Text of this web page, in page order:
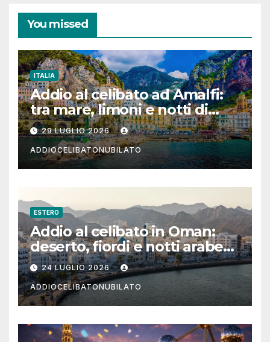
You missed
ITALIA
Addio al celibato ad Amalfi:
tra mare, limoni e notti di
festa in Costiera Amalfitana
29 LUGLIO 2026
ADDIOCELIBATONUBILATO
ESTERO
Addio al celibato in Oman:
deserto, fiordi e notti arabe
tra Muscat e Musandam
24 LUGLIO 2026
ADDIOCELIBATONUBILATO